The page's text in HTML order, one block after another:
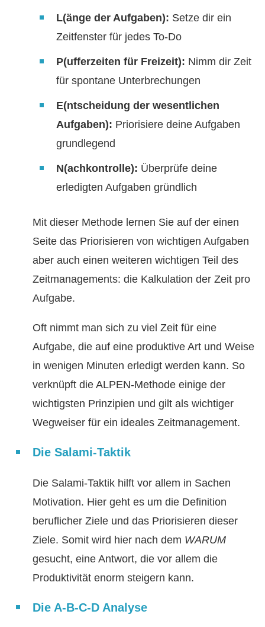
L(änge der Aufgaben): Setze dir ein
Zeitfenster für jedes To-Do
P(ufferzeiten für Freizeit): Nimm dir Zeit
für spontane Unterbrechungen
E(ntscheidung der wesentlichen
Aufgaben): Priorisiere deine Aufgaben
grundlegend
N(achkontrolle): Überprüfe deine
erledigten Aufgaben gründlich
Mit dieser Methode lernen Sie auf der einen
Seite das Priorisieren von wichtigen Aufgaben
aber auch einen weiteren wichtigen Teil des
Zeitmanagements: die Kalkulation der Zeit pro
Aufgabe.
Oft nimmt man sich zu viel Zeit für eine
Aufgabe, die auf eine produktive Art und Weise
in wenigen Minuten erledigt werden kann. So
verknüpft die ALPEN-Methode einige der
wichtigsten Prinzipien und gilt als wichtiger
Wegweiser für ein ideales Zeitmanagement.
Die Salami-Taktik
Die Salami-Taktik hilft vor allem in Sachen
Motivation. Hier geht es um die Definition
beruflicher Ziele und das Priorisieren dieser
Ziele. Somit wird hier nach dem WARUM
gesucht, eine Antwort, die vor allem die
Produktivität enorm steigern kann.
Die A-B-C-D Analyse